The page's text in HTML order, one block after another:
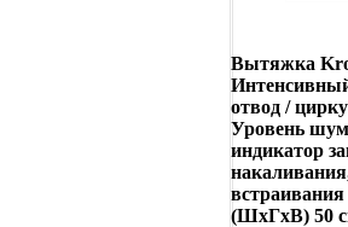
Вытяжка
отвод /
Уровень
индикатор
(ШxГxВ) 50